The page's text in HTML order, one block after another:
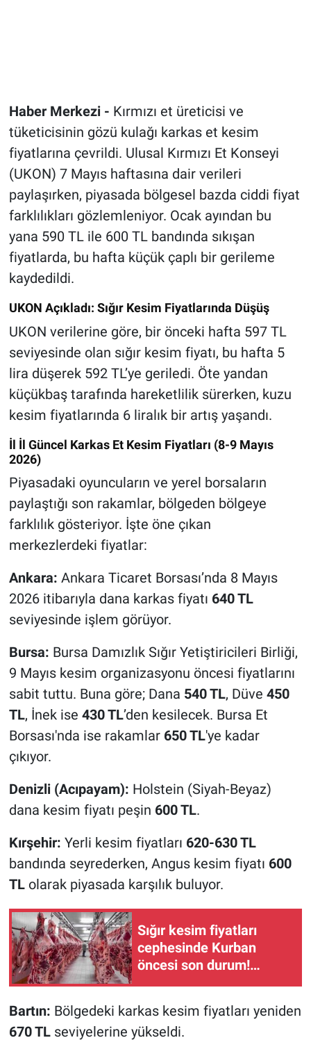
Haber Merkezi - Kırmızı et üreticisi ve
tüketicisinin gözü kulağı karkas et kesim
fiyatlarına çevrildi. Ulusal Kırmızı Et Konseyi
(UKON) 7 Mayıs haftasına dair verileri
paylaşırken, piyasada bölgesel bazda ciddi fiyat
farklılıkları gözlemleniyor. Ocak ayından bu
yana 590 TL ile 600 TL bandında sıkışan
fiyatlarda, bu hafta küçük çaplı bir gerileme
kaydedildi.
UKON Açıkladı: Sığır Kesim Fiyatlarında Düşüş
UKON verilerine göre, bir önceki hafta 597 TL
seviyesinde olan sığır kesim fiyatı, bu hafta 5
lira düşerek 592 TL’ye geriledi. Öte yandan
küçükbaş tarafında hareketlilik sürerken, kuzu
kesim fiyatlarında 6 liralık bir artış yaşandı.
İl İl Güncel Karkas Et Kesim Fiyatları (8-9 Mayıs
2026)
Piyasadaki oyuncuların ve yerel borsaların
paylaştığı son rakamlar, bölgeden bölgeye
farklılık gösteriyor. İşte öne çıkan
merkezlerdeki fiyatlar:
Ankara: Ankara Ticaret Borsası’nda 8 Mayıs
2026 itibarıyla dana karkas fiyatı 640 TL
seviyesinde işlem görüyor.
Bursa: Bursa Damızlık Sığır Yetiştiricileri Birliği,
9 Mayıs kesim organizasyonu öncesi fiyatlarını
sabit tuttu. Buna göre; Dana 540 TL, Düve 450
TL, İnek ise 430 TL’den kesilecek. Bursa Et
Borsası'nda ise rakamlar 650 TL'ye kadar
çıkıyor.
Denizli (Acıpayam): Holstein (Siyah-Beyaz)
dana kesim fiyatı peşin 600 TL.
Kırşehir: Yerli kesim fiyatları 620-630 TL
bandında seyrederken, Angus kesim fiyatı 600
TLolarak piyasada karşılık buluyor.
Sığır kesim fiyatları
cephesinde Kurban
öncesi son durum!
Üretici ne diyor, piyasada
Bartın: Bölgedeki karkas kesim fiyatları yeniden
670 TLseviyelerine yükseldi.